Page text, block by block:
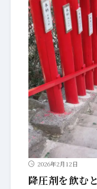
2026年2月12日
降圧剤を飲む